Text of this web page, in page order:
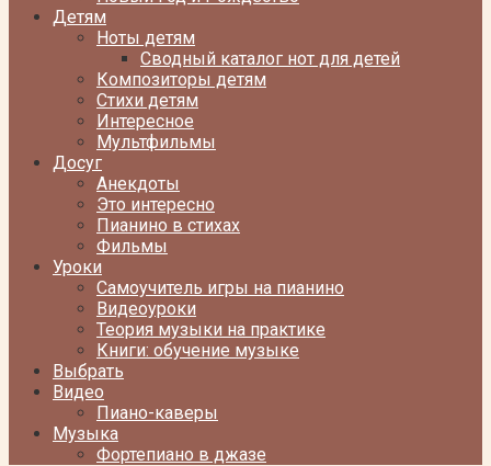
Детям
Ноты детям
Сводный каталог нот для детей
Композиторы детям
Стихи детям
Интересное
Мультфильмы
Досуг
Анекдоты
Это интересно
Пианино в стихах
Фильмы
Уроки
Самоучитель игры на пианино
Видеоуроки
Теория музыки на практике
Книги: обучение музыке
Выбрать
Видео
Пиано-каверы
Музыка
Фортепиано в джазе